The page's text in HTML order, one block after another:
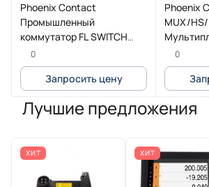
Phoenix Contact
Промышленный
коммутатор FL SWITCH
3006T-2FX SM
0
Запросить цену
Phoenix
MUX/
0
Лучшие предложения
ХИТ ХИТ